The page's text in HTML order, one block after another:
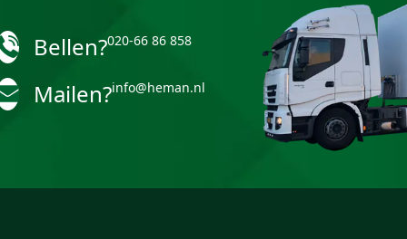
Bellen?020-66 86 858
Mailen?info@heman.nl